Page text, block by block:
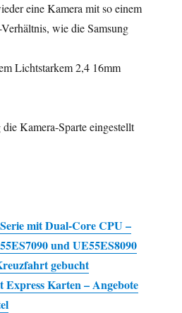
eine Kamera mit so einem
wie die Samsung
Lichtstarkem 2,4 16mm
die Kamera-Sparte eingestellt
mit Dual-Core CPU –
und UE55ES8090
gebucht
Express Karten – Angebote